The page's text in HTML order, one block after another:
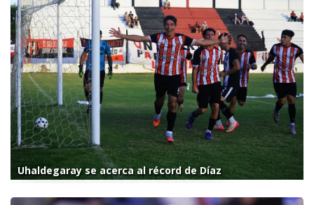
Uhaldegaray se acerca al récord de Díaz